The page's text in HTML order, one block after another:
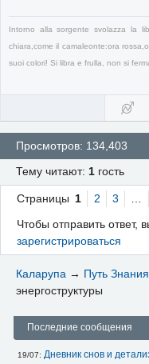
Intorno alla sorgente svolazza la
chiara,come il camaleonte:ora
suoi colori! Si libra e frulla, non si
Просмотров: 134,403
Тему читают: 1 гость
Страницы 1 2 3
Чтобы отправить ответ,
зарегистрироваться
Каларупа → Путь Знания
энергоструктуры
Последние сообщения
19/07: Дневник снов и